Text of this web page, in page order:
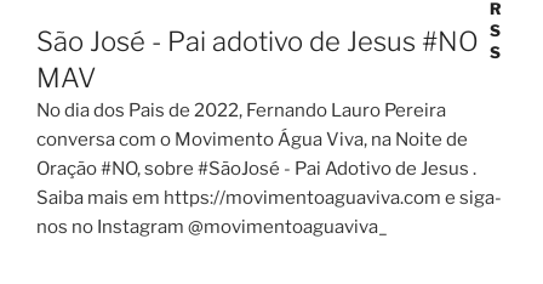
São José - Pai adotivo de Jesus #NO
MAV
No dia dos Pais de 2022, Fernando Lauro Pereira
conversa com o Movimento Água Viva, na Noite de
Oração #NO, sobre #SãoJosé - Pai Adotivo de Jesus .
Saiba mais em https://movimentoaguaviva.com e siga-
nos no Instagram @movimentoaguaviva_